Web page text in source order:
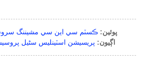
پوئين: ڪسٽم سي اين سي مشيننگ سروسز
اڳيون: پريسيشن اسٽينلیس سٹیل